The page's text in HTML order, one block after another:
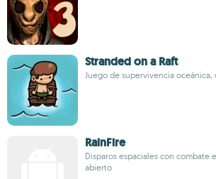
Stranded on a Raft
Juego de supervivencia oceánica,
RainFire
Disparos espaciales con combate
abierto